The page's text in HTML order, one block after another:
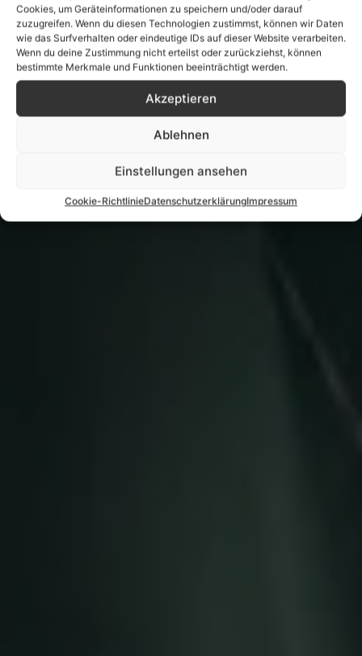
Cookies, um Geräteinformationen zu speichern und/oder darauf
zuzugreifen. Wenn du diesen Technologien zustimmst, können wir Daten
wie das Surfverhalten oder eindeutige IDs auf dieser Website verarbeiten.
Wenn du deine Zustimmung nicht erteilst oder zurückziehst, können
bestimmte Merkmale und Funktionen beeinträchtigt werden.
Akzeptieren
Ablehnen
Einstellungen ansehen
Cookie-RichtlinieDatenschutzerklärungImpressum